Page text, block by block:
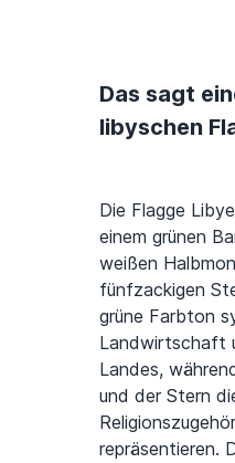
Das sagt
libyschen
Die Flagge
einem grünen
weißen
fünfzackigen
grüne Farbton
Landwirtschaft
Landes,
und der Stern
repräsentieren.